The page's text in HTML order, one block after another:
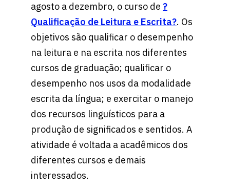
agosto a dezembro, o curso de ?
Qualificação de Leitura e Escrita?. Os
objetivos são qualificar o desempenho
na leitura e na escrita nos diferentes
cursos de graduação; qualificar o
desempenho nos usos da modalidade
escrita da língua; e exercitar o manejo
dos recursos linguísticos para a
produção de significados e sentidos. A
atividade é voltada a acadêmicos dos
diferentes cursos e demais
interessados.